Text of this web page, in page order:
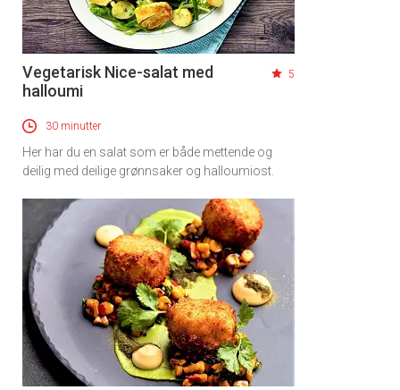
Vegetarisk Nice-salat med
halloumi
5
30 minutter
Her har du en salat som er både mettende og
deilig med deilige grønnsaker og halloumiost.